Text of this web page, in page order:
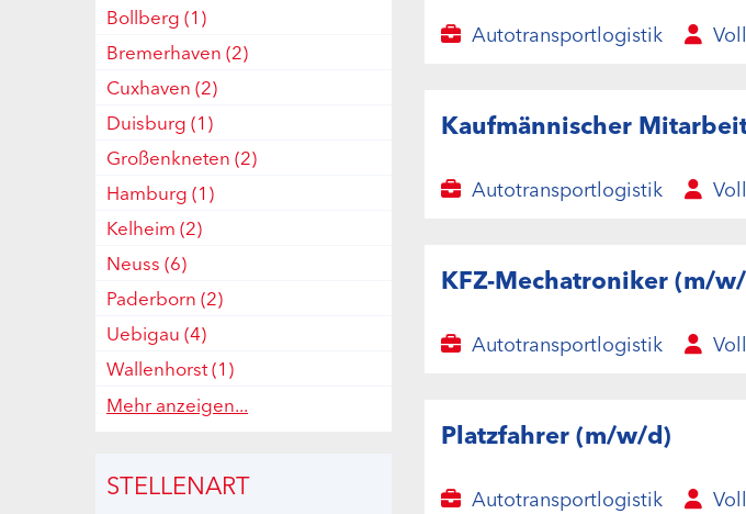
Bollberg (1)
Bremerhaven (2)
Cuxhaven (2)
Duisburg (1)
Großenkneten (2)
Hamburg (1)
Kelheim (2)
Neuss (6)
Paderborn (2)
Uebigau (4)
Wallenhorst(1)
Mehr anzeigen...
STELLENART
Autotransportlogistik
Kaufmännischer
Autotransportlogistik
KFZ-Mechatroniker (m/
Autotransportlogistik
Platzfahrer (m/w/d)
Autotransportlogistik